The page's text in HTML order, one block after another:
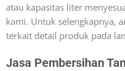
atau kapasitas liter
kami. Untuk selengkapnya,
terkait detail produk pada
Jasa Pembersihan